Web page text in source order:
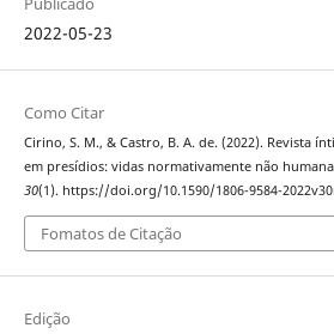
2022-05-23
Como Citar
Cirino, S. M., & Castro, B. A. de. (2022). Revista
em presídios: vidas normativamente não
30(1). https://doi.org/10.1590/1806-9584-
Fomatos de Citação
Edição